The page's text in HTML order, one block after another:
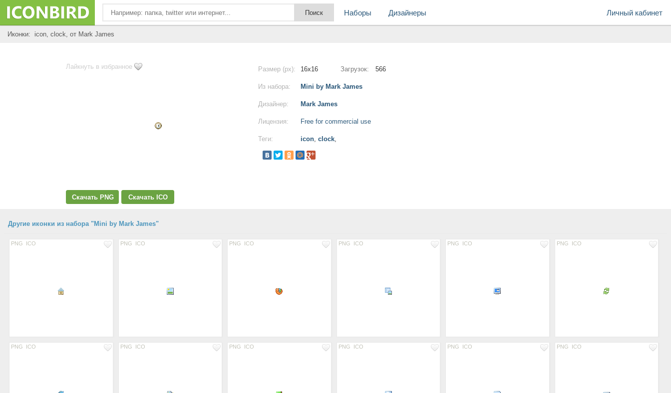
Личный кабинет
Наборы Дизайнеры
Иконки: icon, clock, от Mark James
Лайкнуть в избранное
Скачать PNG Скачать ICO
Размер (px): 16x16 Загрузок: 566
Из набора: Mini by Mark James
Дизайнер: Mark James
Лицензия: Free for commercial use
Теги: icon, clock,
Другие иконки из набора "Mini by Mark James"
PNG ICO PNG ICO PNG ICO PNG ICO PNG ICO PNG ICO
PNG ICO PNG ICO PNG ICO PNG ICO PNG ICO PNG ICO